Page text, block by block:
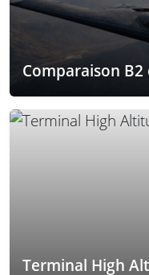
Comparaison B2
Terminal High